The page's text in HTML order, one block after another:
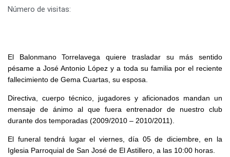
Número de visitas:
El Balonmano Torrelavega quiere trasladar su más sentido
pésame a José Antonio López y a toda su familia por el reciente
fallecimiento de Gema Cuartas, su esposa.
Directiva, cuerpo técnico, jugadores y aficionados mandan un
mensaje de ánimo al que fuera entrenador de nuestro club
durante dos temporadas (2009/2010 – 2010/2011).
El funeral tendrá lugar el viernes, día 05 de diciembre, en la
Iglesia Parroquial de San José de El Astillero, a las 10:00 horas.